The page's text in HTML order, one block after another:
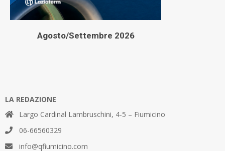
Agosto/Settembre 2026
LA REDAZIONE
Largo Cardinal Lambruschini, 4-5 – Fiumicino
06-66560329
info@qfiumicino.com